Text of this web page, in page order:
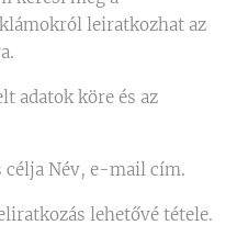
leiratkozhat az
adatok köre és az
célja Név, e-mail cím.
lehetővé tétele.